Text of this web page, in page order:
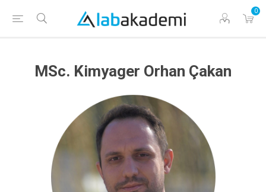
0
MSc. Kimyager Orhan Çakan